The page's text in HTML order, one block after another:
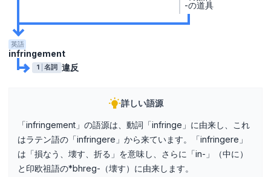
-の道具
英語
infringement
1 名詞 違反
詳しい語源
「infringement」の語源は、動詞「infringe」に由来し、これ
はラテン語の「infringere」から来ています。「infringere」
は「損なう、壊す、折る」を意味し、さらに「in-」（中に）
と印欧祖語の*bhreg-（壊す）に由来します。